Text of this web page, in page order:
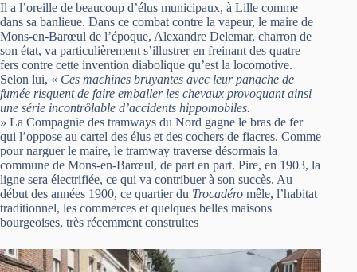
Il a l’oreille de beaucoup d’élus municipaux, à Lille comme
dans sa banlieue. Dans ce combat contre la vapeur, le maire de
Mons-en-Barœul de l’époque, Alexandre Delemar, charron de
son état, va particulièrement s’illustrer en freinant des quatre
fers contre cette invention diabolique qu’est la locomotive.
Selon lui, « Ces machines bruyantes avec leur panache de
fumée risquent de faire emballer les chevaux provoquant ainsi
une série incontrôlable d’accidents hippomobiles.
» La Compagnie des tramways du Nord gagne le bras de fer
qui l’oppose au cartel des élus et des cochers de fiacres. Comme
pour narguer le maire, le tramway traverse désormais la
commune de Mons-en-Barœul, de part en part. Pire, en 1903, la
ligne sera électrifiée, ce qui va contribuer à son succès. Au
début des années 1900, ce quartier du Trocadéro mêle, l’habitat
traditionnel, les commerces et quelques belles maisons
bourgeoises, très récemment construites